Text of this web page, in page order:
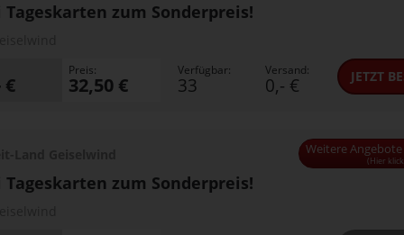
Tageskarten zum Sonderpreis!
JETZT
€
Preis:
32,50 €
Verfügbar:
33
Versand:
0,- €
Tageskarten zum Sonderpreis!
Weitere
Weitere
(Hier